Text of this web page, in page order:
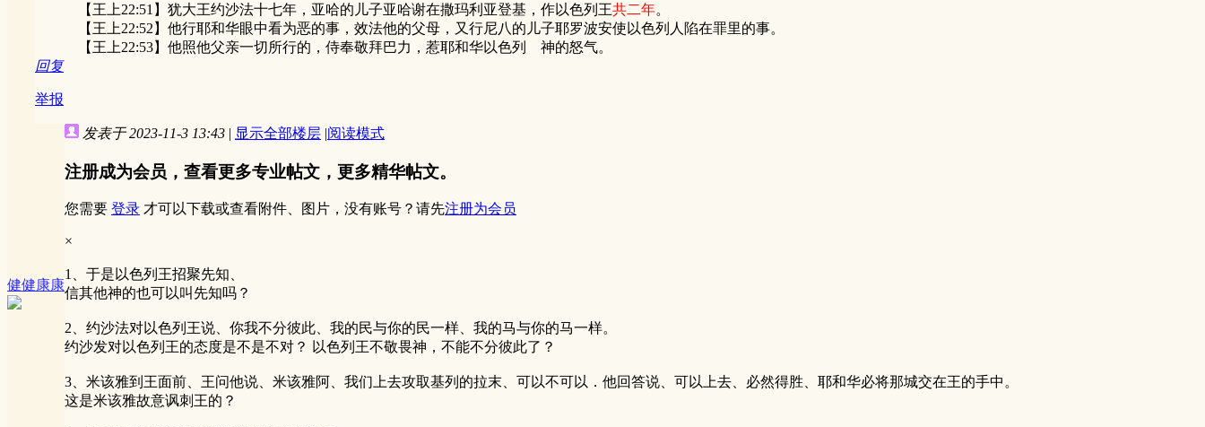
【王上22:51】犹大王约沙法十七年，亚哈的儿子亚哈谢在撒玛利亚登基，作以色列王共二年。
【王上22:52】他行耶和华眼中看为恶的事，效法他的父母，又行尼八的儿子耶罗波安使以色列人陷在罪里的事。
【王上22:53】他照他父亲一切所行的，侍奉敬拜巴力，惹耶和华以色列 神的怒气。
回复
举报
健健康康
发表于 2023-11-3 13:43 | 显示全部楼层 |阅读模式
注册成为会员，查看更多专业帖文，更多精华帖文。
您需要 登录 才可以下载或查看附件、图片，没有账号？请先注册为会员
×
1、于是以色列王招聚先知、
信其他神的也可以叫先知吗？
2、约沙法对以色列王说、你我不分彼此、我的民与你的民一样、我的马与你的马一样。
约沙发对以色列王的态度是不是不对？ 以色列王不敬畏神，不能不分彼此了？
3、米该雅到王面前、王问他说、米该雅阿、我们上去攻取基列的拉末、可以不可以．他回答说、可以上去、必然得胜、耶和华必将那城交在王的手中。
这是米该雅故意讽刺王的？